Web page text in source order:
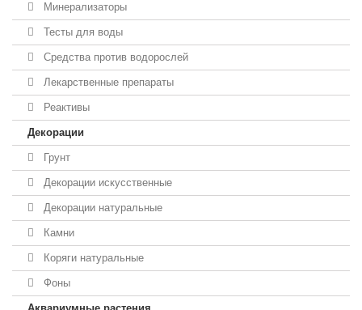
Минерализаторы
Тесты для воды
Средства против водорослей
Лекарственные препараты
Реактивы
Декорации
Грунт
Декорации искусственные
Декорации натуральные
Камни
Коряги натуральные
Фоны